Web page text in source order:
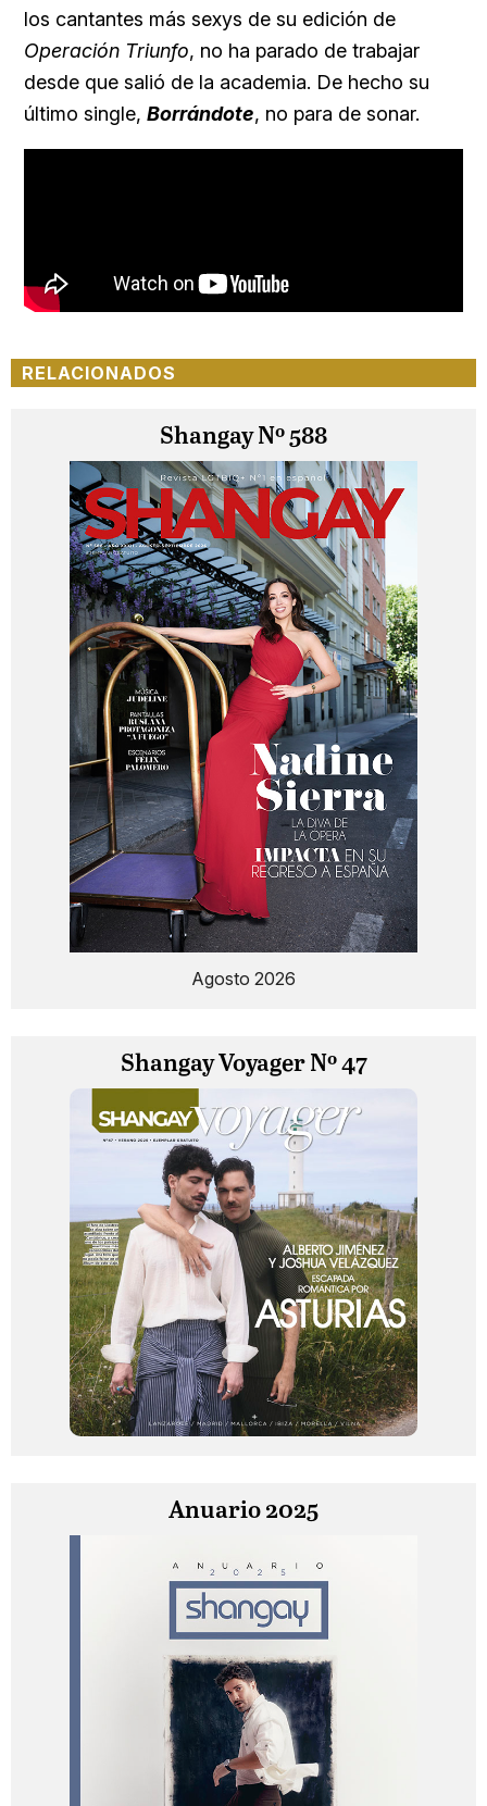
los cantantes más sexys de su edición de
Operación Triunfo, no ha parado de trabajar
desde que salió de la academia. De hecho su
último single, Borrándote, no para de sonar.
RELACIONADOS
Shangay Nº 588
Agosto 2026
Shangay Voyager Nº 47
Anuario 2025